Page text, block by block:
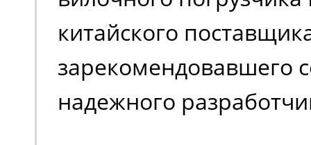
с препятствиями.
китайского
зарекомендовавшего
надежного